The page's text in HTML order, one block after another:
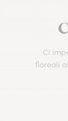
Ci
floreali